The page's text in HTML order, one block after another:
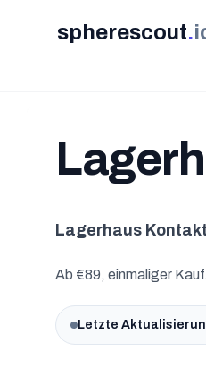
spherescout.
Lagerhaus
Ab €89, einmaliger
Letzte